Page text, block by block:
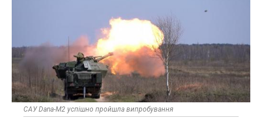
САУ Dana-M2 успішно пройшла випробування